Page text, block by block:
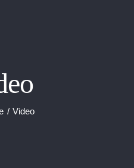
Video